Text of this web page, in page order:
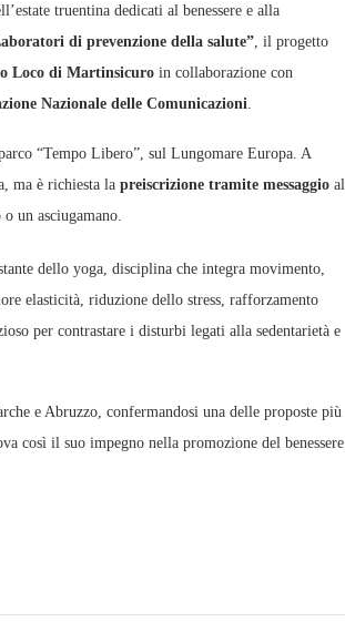
truentina dedicati al benessere e alla
di prevenzione della salute” , il progetto
Loco di Martinsicuro in collaborazione con
Nazionale delle Comunicazioni
“Tempo Libero”, sul Lungomare Europa. A
ma è richiesta la preiscrizione tramite messaggio al
un asciugamano.
dello yoga, disciplina che integra movimento,
elasticità, riduzione dello stress, rafforzamento
per contrastare i disturbi legati alla sedentarietà e
e Abruzzo, confermandosi una delle proposte più
così il suo impegno nella promozione del benessere